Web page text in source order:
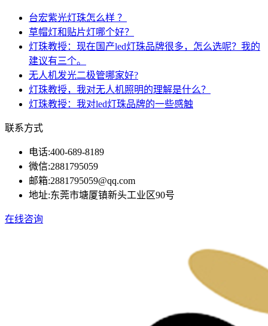
台宏紫光灯珠怎么样 ？
草帽灯和贴片灯哪个好？
灯珠教授：现在国产led灯珠品牌很多，怎么选呢？我的
建议有三个。
无人机发光二极管哪家好?
灯珠教授，我对无人机照明的理解是什么？
灯珠教授：我对led灯珠品牌的一些感触
联系方式
电话:400-689-8189
微信:2881795059
邮箱:2881795059@qq.com
地址:东莞市塘厦镇新头工业区90号
在线咨询